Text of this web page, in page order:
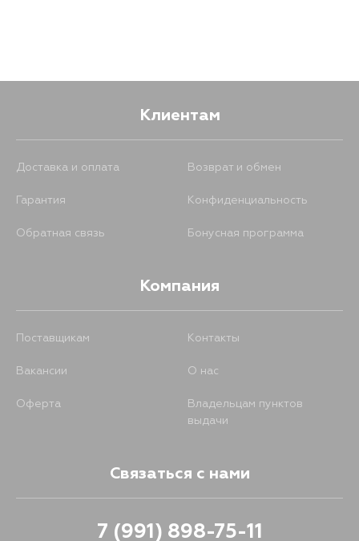
Клиентам
Доставка и оплата Возврат и обмен
Гарантия Конфиденциальность
Обратная связь Бонусная программа
Компания
Поставщикам Контакты
Вакансии О нас
Оферта
Владельцам пунктов
выдачи
Связаться с нами
7 (991) 898-75-11